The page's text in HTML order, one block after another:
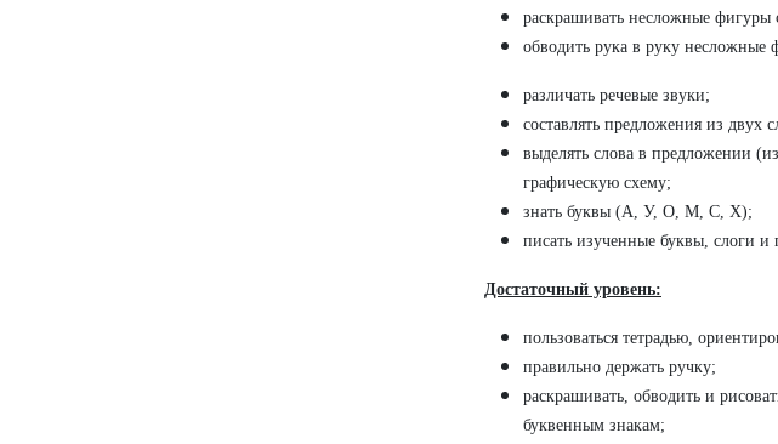
раскрашивать несложные
обводить рука в руку
различать речевые звуки;
составлять предложения из
выделять слова в предложении
графическую схему;
знать буквы (А, У, О, М, С, Х);
писать изученные буквы, слоги и
Достаточный уровень:
пользоваться тетрадью,
правильно держать ручку;
раскрашивать, обводить и
буквенным знакам;